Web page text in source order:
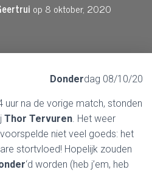
/
I
E
T
op 8 oktober, 2020
Donderdag 08/10/20
uur na de vorige match, stonden
Thor Tervuren. Het weer
niet veel goeds: het
stortvloed! Hopelijk zouden
‘d worden (heb j’em, heb